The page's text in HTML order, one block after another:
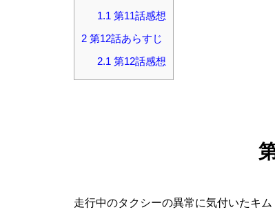
1.1 第11話感想
2 第12話あらすじ
2.1 第12話感想
走行中のタクシーの異常に気付いたキ